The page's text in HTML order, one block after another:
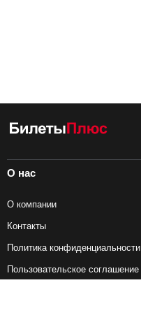
О нас
О компании
Контакты
Политика конфиденциальности
Пользовательское соглашение